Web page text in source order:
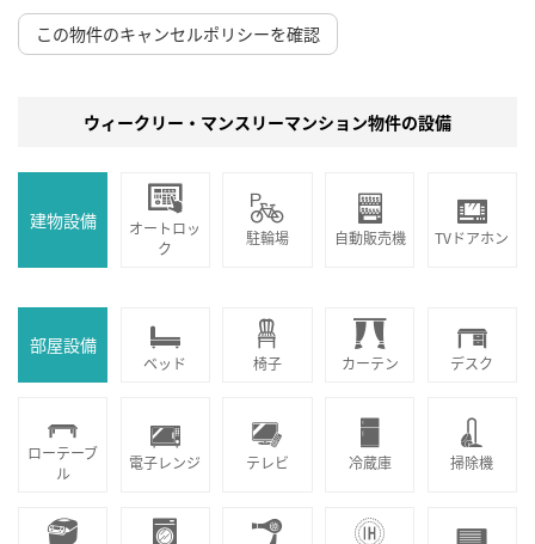
この物件のキャンセルポリシーを確認
ウィークリー・マンスリーマンション物件の設備
建物設備
オートロッ
ク
駐輪場 自動販売機 TVドアホン
部屋設備
ベッド 椅子 カーテン デスク
ローテーブ
ル
電子レンジ テレビ 冷蔵庫 掃除機